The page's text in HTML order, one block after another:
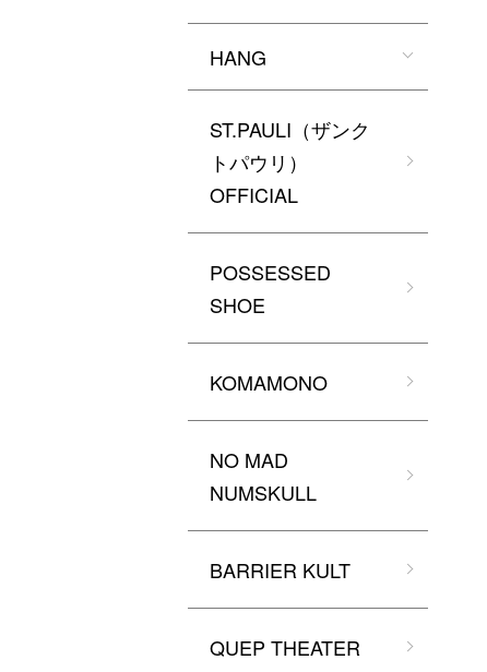
HANG
ST.PAULI（ザンク
トパウリ）
OFFICIAL
POSSESSED
SHOE
KOMAMONO
NO MAD
NUMSKULL
BARRIER KULT
QUEP THEATER